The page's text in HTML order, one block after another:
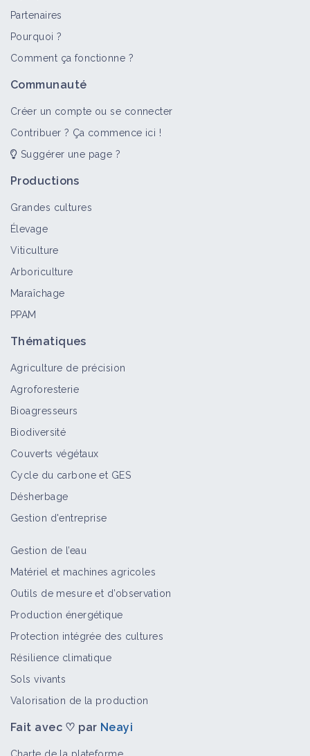
Partenaires
Pourquoi ?
Comment ça fonctionne ?
Communauté
Créer un compte ou se connecter
Contribuer ? Ça commence ici !
Suggérer une page ?
Productions
Grandes cultures
Élevage
Viticulture
Arboriculture
Maraîchage
PPAM
Thématiques
Agriculture de précision
Agroforesterie
Bioagresseurs
Biodiversité
Couverts végétaux
Cycle du carbone et GES
Désherbage
Gestion d'entreprise
Gestion de l’eau
Matériel et machines agricoles
Outils de mesure et d’observation
Production énergétique
Protection intégrée des cultures
Résilience climatique
Sols vivants
Valorisation de la production
Fait avec ♡ par Neayi